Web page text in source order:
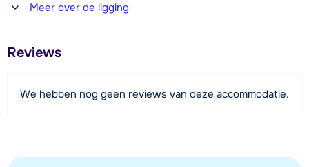
de kinderen is er ook een leuke speelkamer met
kan op de openbare, overdekte parkeerplaats (gratis, op
Afstand tot winkel(s)
150 meter
Afstand tot restaurant of bar
150 meter
600 meter (via skilift)
Meer over de ligging
Reviews
We hebben nog geen reviews van deze accommodatie.